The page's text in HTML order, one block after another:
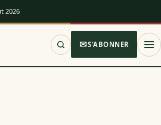
2026
S'ABONNER